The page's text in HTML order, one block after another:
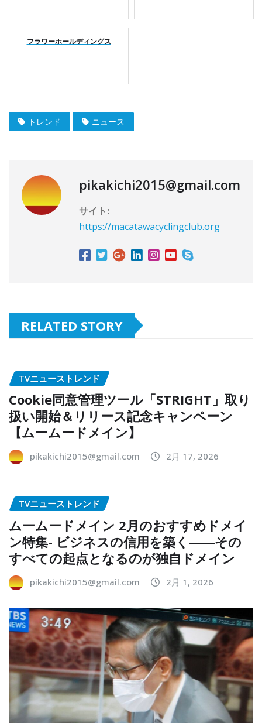
フラワーホールディングス
トレンド ニュース
pikakichi2015@gmail.com
サイト:
https://macatawacyclingclub.org
RELATED STORY
TVニューストレンド
Cookie同意管理ツール「STRIGHT」取り
扱い開始＆リリース記念キャンペーン
【ムームードメイン】
pikakichi2015@gmail.com 2月 17, 2026
TVニューストレンド
ムームードメイン 2月のおすすめドメイ
ン特集- ビジネスの信用を築く――その
すべての起点となるのが独自ドメイン
pikakichi2015@gmail.com 2月 1, 2026